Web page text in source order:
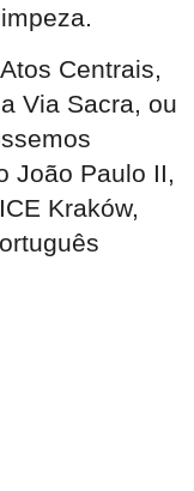
Centrais,
Via Sacra, ou
João Paulo II,
Kraków,